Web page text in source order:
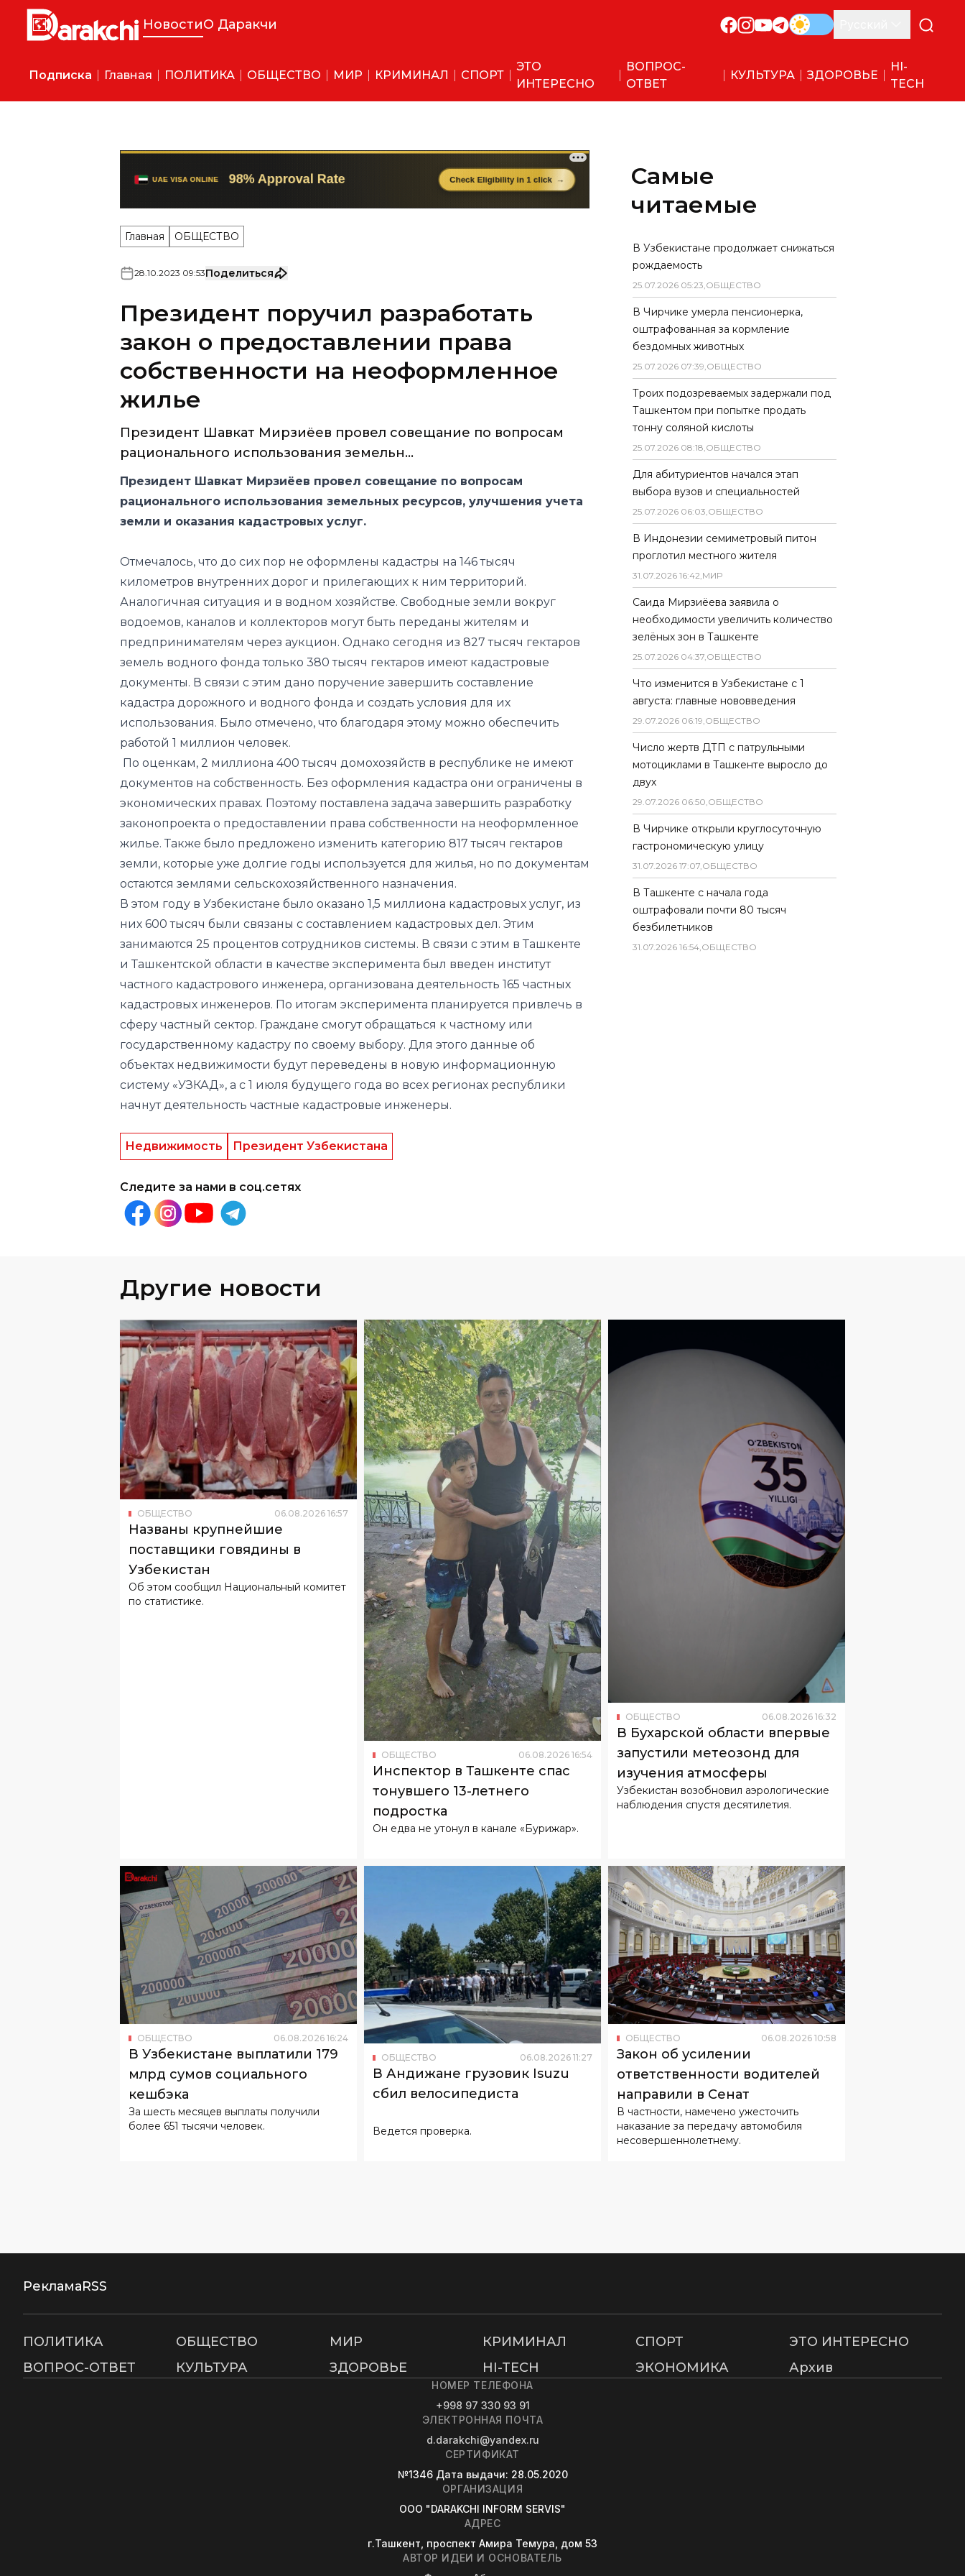
НовостиО Даракчи
Подписка Главная ПОЛИТИКА ОБЩЕСТВО МИР КРИМИНАЛ СПОРТ
ЭТО
ИНТЕРЕСНО
ВОПРОС-
ОТВЕТ
КУЛЬТУРА ЗДОРОВЬЕ
HI-
TECH
Главная ОБЩЕСТВО
Президент поручил разработать
закон о предоставлении права
собственности на неоформленное
жилье
Президент Шавкат Мирзиёев провел совещание по вопросам
рационального использования земельн...
рационального использования земельных ресурсов, улучшения учета
земли и оказания кадастровых услуг.
Отмечалось, что до сих пор не оформлены кадастры на 146 тысяч
километров внутренних дорог и прилегающих к ним территорий.
водоемов, каналов и коллекторов могут быть переданы жителям и
предпринимателям через аукцион. Однако сегодня из 827 тысяч гектаров
земель водного фонда только 380 тысяч гектаров имеют кадастровые
документы. В связи с этим дано поручение завершить составление
кадастра дорожного и водного фонда и создать условия для их
использования. Было отмечено, что благодаря этому можно обеспечить
работой 1 миллион человек.
По оценкам, 2 миллиона 400 тысяч домохозяйств в республике не имеют
документов на собственность. Без оформления кадастра они ограничены в
экономических правах. Поэтому поставлена ​​задача завершить разработку
законопроекта о предоставлении права собственности на неоформленное
жилье. Также было предложено изменить категорию 817 тысяч гектаров
земли, которые уже долгие годы используется для жилья, но по документам
остаются землями сельскохозяйственного назначения.
В этом году в Узбекистане было оказано 1,5 миллиона кадастровых услуг, из
них 600 тысяч были связаны с составлением кадастровых дел. Этим
занимаются 25 процентов сотрудников системы. В связи с этим в Ташкенте
и Ташкентской области в качестве эксперимента был введен институт
частного кадастрового инженера, организована деятельность 165 частных
кадастровых инженеров. По итогам эксперимента планируется привлечь в
сферу частный сектор. Граждане смогут обращаться к частному или
государственному кадастру по своему выбору. Для этого данные об
объектах недвижимости будут переведены в новую информационную
систему «УЗКАД», а с 1 июля будущего года во всех регионах республики
начнут деятельность частные кадастровые инженеры.
Недвижимость Президент Узбекистана
Самые
читаемые
В Узбекистане продолжает снижаться
рождаемость
25.07.2026 05:23,ОБЩЕСТВО
В Чирчике умерла пенсионерка,
оштрафованная за кормление
бездомных животных
25.07.2026 07:39,ОБЩЕСТВО
Троих подозреваемых задержали под
Ташкентом при попытке продать
тонну соляной кислоты
25.07.2026 08:18,ОБЩЕСТВО
Для абитуриентов начался этап
выбора вузов и специальностей
25.07.2026 06:03,ОБЩЕСТВО
В Индонезии семиметровый питон
проглотил местного жителя
31.07.2026 16:42,МИР
Саида Мирзиёева заявила о
необходимости увеличить количество
зелёных зон в Ташкенте
25.07.2026 04:37,ОБЩЕСТВО
Что изменится в Узбекистане с 1
августа: главные нововведения
29.07.2026 06:19,ОБЩЕСТВО
Число жертв ДТП с патрульными
мотоциклами в Ташкенте выросло до
двух
29.07.2026 06:50,ОБЩЕСТВО
В Чирчике открыли круглосуточную
гастрономическую улицу
31.07.2026 17:07,ОБЩЕСТВО
В Ташкенте с начала года
оштрафовали почти 80 тысяч
безбилетников
31.07.2026 16:54,ОБЩЕСТВО
Другие новости
ОБЩЕСТВО 06.08.2026 16 : 57
Названы крупнейшие
поставщики говядины в
Узбекистан
Об этом сообщил Национальный комитет
ОБЩЕСТВО 06. 08 .2026 16: 54
Инспектор в Ташкенте спас
тонувшего 13-летнего
подростка
Он едва не утонул в канале «Бурижар».
32
В Бухарской области впервые
запустили метеозонд для
изучения атмосферы
Узбекистан возобновил аэрологические
ОБЩЕСТВО 06.08.2026 16:24
В Узбекистане выплатили 179
млрд сумов социального
кешбэка
За шесть месяцев выплаты получили
ОБЩЕСТВО 06. 08.2026 11:27
В Андижане грузовик Isuzu
сбил велосипедиста
Ведется проверка.
ОБЩЕСТВО 06.08.2026 10:58
Закон об усилении
ответственности водителей
направили в Сенат
В частности, намечено ужесточить
несовершеннолетнему.
РекламаRSS
ПОЛИТИКА ОБЩЕСТВО МИР КРИМИНАЛ СПОРТ
ЭТО ИНТЕРЕСНО
ВОПРОС-ОТВЕТ
КУЛЬТУРА ЗДОРОВЬЕ HI-TECH ЭКОНОМИКА Архив
НОМЕР ТЕЛЕФОНА
+998 97 330 93 91
ЭЛЕКТРОННАЯ ПОЧТА
d.darakchi@yandex.ru
СЕРТИФИКАТ
№1346 Дата выдачи: 28.05.2020
ОРГАНИЗАЦИЯ
OOO "DARAKCHI INFORM SERVIS"
АДРЕС
г.Ташкент, проспект Амира Темура, дом 53
АВТОР ИДЕИ И ОСНОВАТЕЛЬ